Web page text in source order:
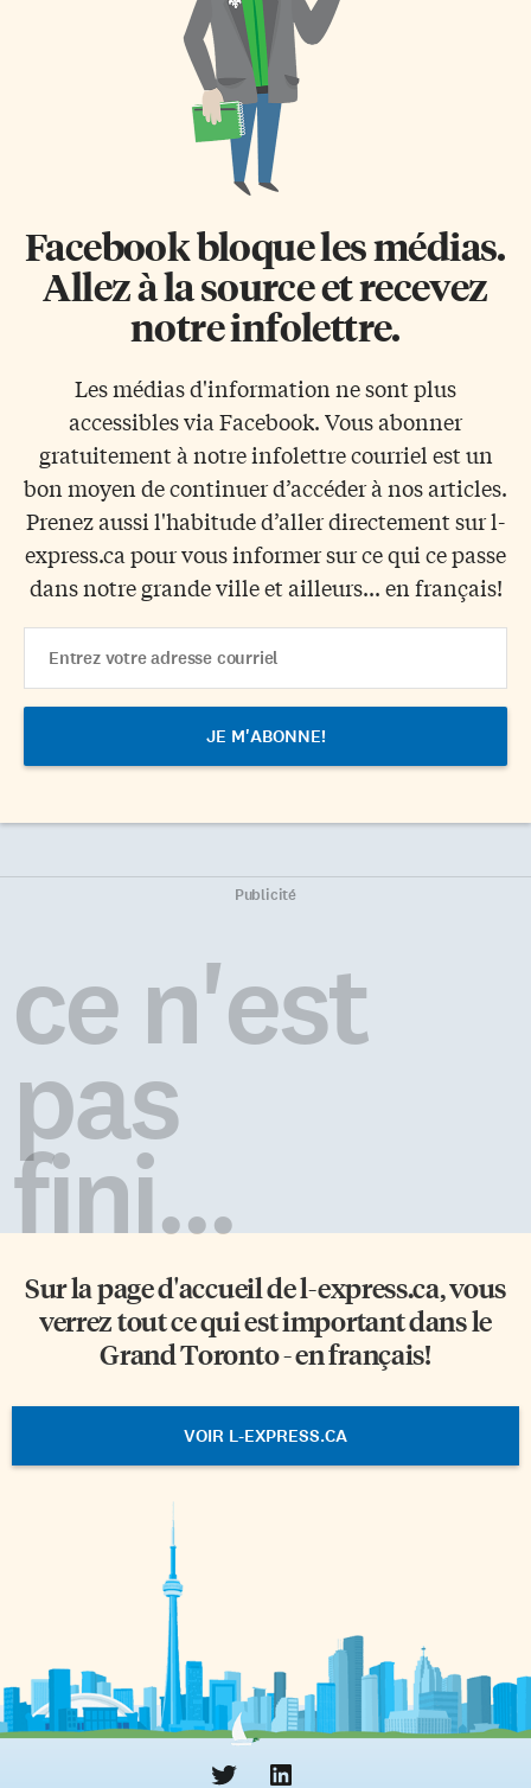
Facebook bloque les médias.
Allez à la source et recevez
notre infolettre.
Les médias d'information ne sont plus
accessibles via Facebook. Vous abonner
gratuitement à notre infolettre courriel est un
bon moyen de continuer d’accéder à nos articles.
Prenez aussi l'habitude d’aller directement sur l-
express.ca pour vous informer sur ce qui ce passe
dans notre grande ville et ailleurs... en français!
Address
Publicité
ce n'est
pas
fini...
Sur la page d'accueil del-express.ca, vous
verrez tout ce qui est important dans le
Grand Toronto - en français!
VOIR L-EXPRESS.CA